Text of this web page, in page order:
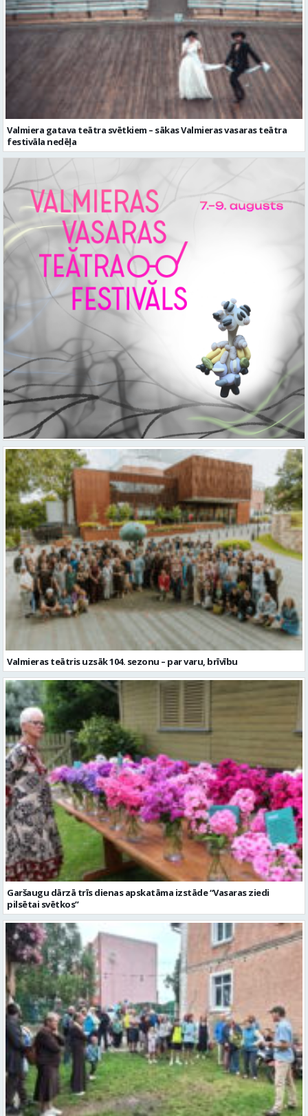
Valmiera gatava teātra svētkiem – sākas Valmieras vasaras teātra
festivāla nedēļa
Valmieras teātris uzsāk 104. sezonu – par varu, brīvību
Garšaugu dārzā trīs dienas apskatāma izstāde “Vasaras ziedi
pilsētai svētkos”